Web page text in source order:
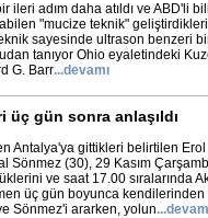
ileri adım daha atıldı ve ABD'li
"mucize teknik"
sayesinde ultrason benzeri
tanıyor Ohio eyaletindeki
G. Barr...devamı
gün sonra anlaşıldı
Antalya'ya gittikleri belirtilen
Sönmez (30), 29 Kasım
ve saat 17.00 sıralarında
üç gün boyunca
Sönmez'i ararken, yolun...